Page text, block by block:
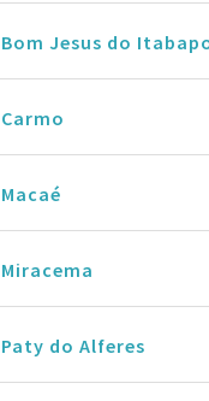
Bom Jesus do
Carmo
Macaé
Miracema
Paty do Alferes